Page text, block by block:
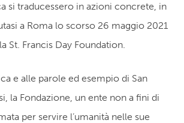
si traducessero in azioni concrete, in
a Roma lo scorso 26 maggio 2021
St. Francis Day Foundation.
e alle parole ed esempio di San
la Fondazione, un ente non a fini di
per servire l’umanità nelle sue